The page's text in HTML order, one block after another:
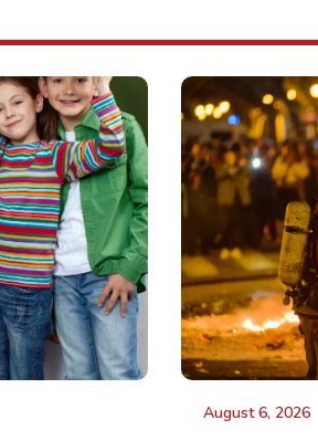
August 6, 2026